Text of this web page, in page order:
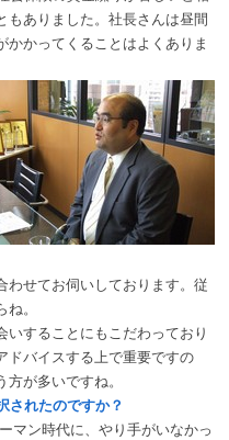
もありました。社長さんは昼間
かかってくることはよくありま
わせてお伺いしております。従
。
いすることにもこだわっており
ドバイスする上で重要ですの
が多いですね。
されたのですか？
マン時代に、やり手がいなかっ